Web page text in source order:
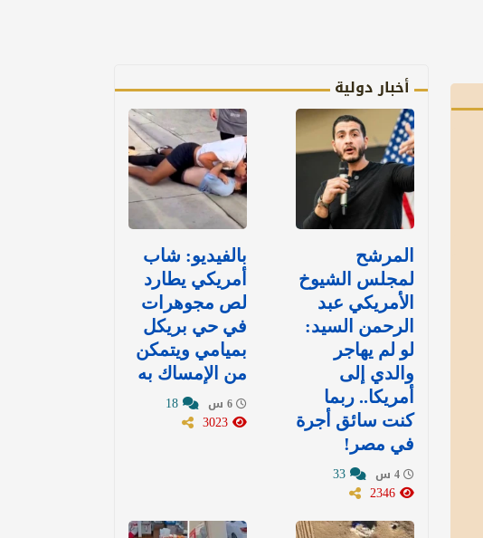
أخبار دولية
المرشح
لمجلس الشيوخ
الأمريكي عبد
الرحمن السيد:
لو لم يهاجر
والدي إلى
أمريكا.. ربما
كنت سائق أجرة
في مصر!
بالفيديو: شاب
أمريكي يطارد
لص مجوهرات
في حي بريكل
بميامي ويتمكن
من الإمساك به